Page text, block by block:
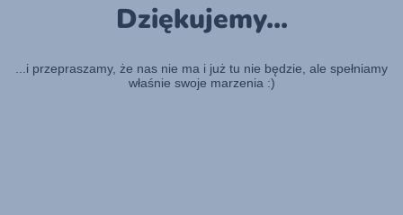
Dziękujemy...
...i przepraszamy, że nas nie ma i już tu nie będzie, ale spełniamy
właśnie swoje marzenia :)